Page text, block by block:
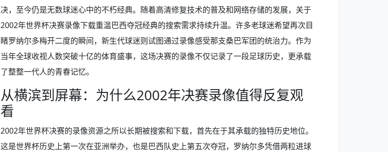
决，至今仍是无数球迷心中的不朽经典。随着高清修复技术的普及和网络存储的发展，关于
2002年世界杯决赛录像下载重温巴西夺冠经典的搜索需求持续升温。许多老球迷希望再次目
睹罗纳尔多梅开二度的瞬间，新生代球迷则试图通过录像感受那支桑巴军团的统治力。作为
当年全球收视人数突破十亿的体育盛事，这场决赛的录像不仅记录了一段足球历史，更承载
了整整一代人的青春记忆。
从横滨到屏幕：为什么2002年决赛录像值得反复观
看
2002年世界杯决赛的录像资源之所以长期被搜索和下载，首先在于其承载的独特历史地位。
这是世界杯历史上第一次在亚洲举办，也是巴西队史上第五次夺冠，罗纳尔多凭借两粒进球